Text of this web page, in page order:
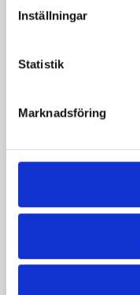
Inställningar
Statistik
Marknadsföring
1000g